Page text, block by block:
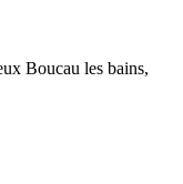
Boucau les bains,